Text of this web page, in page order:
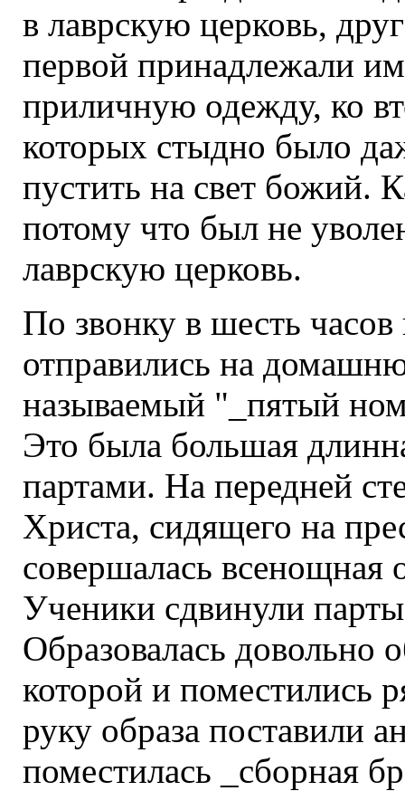
в лаврскую церковь,
первой принадлежали
приличную одежду, ко
которых стыдно было
пустить на свет божий.
потому что был не
лаврскую церковь.
По звонку в шесть
отправились на
называемый "_пятый
Это была большая
партами. На передней
Христа, сидящего на
совершалась всенощная
Ученики сдвинули
Образовалась довольно
которой и поместились
руку образа поставили
поместилась _сборная